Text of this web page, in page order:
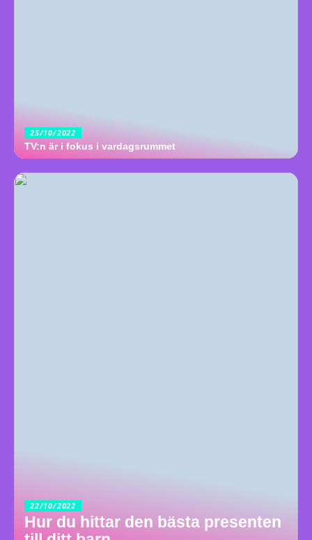
25/10/2022
TV:n är i fokus i vardagsrummet
22/10/2022
Hur du hittar den bästa presenten